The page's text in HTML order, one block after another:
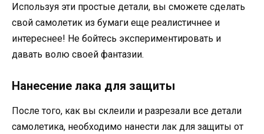
Используя эти простые детали, вы сможете сделать
свой самолетик из бумаги еще реалистичнее и
интереснее! Не бойтесь экспериментировать и
давать волю своей фантазии.
Нанесение лака для защиты
После того, как вы склеили и разрезали все детали
самолетика, необходимо нанести лак для защиты от